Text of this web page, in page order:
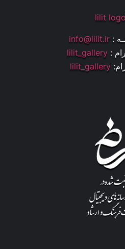
:
info@lilit.ir
:
lilit_gallery
lilit_gallery